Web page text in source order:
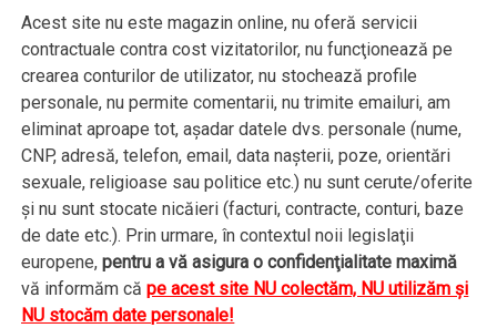
Acest site nu este magazin online, nu oferă servicii
contractuale contra cost vizitatorilor, nu funcţionează pe
crearea conturilor de utilizator, nu stochează profile
personale, nu permite comentarii, nu trimite emailuri, am
eliminat aproape tot, aşadar datele dvs. personale (nume,
CNP, adresă, telefon, email, data naşterii, poze, orientări
sexuale, religioase sau politice etc.) nu sunt cerute/oferite
şi nu sunt stocate nicăieri (facturi, contracte, conturi, baze
de date etc.). Prin urmare, în contextul noii legislaţii
europene,pentru a vă asigura o confidenţialitate maximă
vă informăm căpe acest site NU colectăm, NU utilizăm şi
NU stocăm date personale!